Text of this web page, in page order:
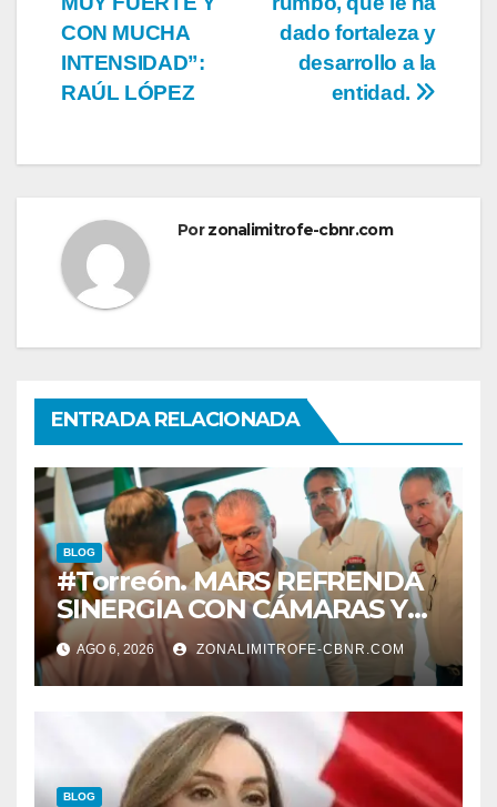
entradas
dado fortaleza y
desarrollo a la
entidad.
CON MUCHA
INTENSIDAD”:
RAÚL LÓPEZ
Porzonalimitrofe-cbnr.com
ENTRADA RELACIONADA
BLOG
#Torreón. MARS REFRENDA
SINERGIA CON CÁMARAS Y
ORGANISMOS, EN BENEFICIO
DEL DESARROLLO DE
TORREÓN
AGO 6, 2026 ZONALIMITROFE-CBNR.COM
BLOG